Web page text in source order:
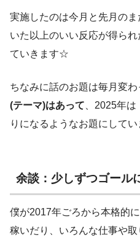
実施したのは今月と先月の
いた以上のいい反応が得ら
ていきます☆
ちなみに話のお題は毎月変わ
(テーマ)はあって 、2025年
りになるようなお題にしてい
余談：少しずつゴール
僕が2017年ごろから本格的
稼いだり、いろんな仕事や